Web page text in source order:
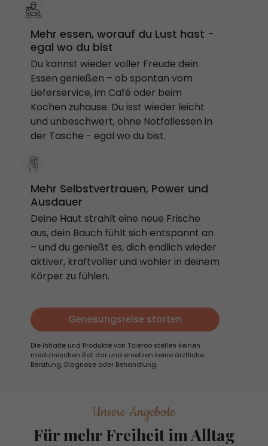
Mehr essen, worauf du Lust hast -
egal wo du bist
Du kannst wieder voller Freude dein
Essen genießen – ob spontan vom
Lieferservice, im Café oder beim
Kochen zuhause. Du isst wieder leicht
und unbeschwert, ohne Notfallessen in
der Tasche - egal wo du bist.
Mehr Selbstvertrauen, Power und
Ausdauer
Deine Haut strahlt eine neue Frische
aus, dein Bauch fühlt sich entspannt an
– und du genießt es, dich endlich wieder
aktiver, kraftvoller und wohler in deinem
Körper zu fühlen.
Genesungsreise starten
Die Inhalte und Produkte von Toleroo stellen keinen
medizinischen Rat dar und ersetzen keine ärztliche
Beratung, Diagnose oder Behandlung.
Unsere Angebote
Für mehr Freiheit im Alltag